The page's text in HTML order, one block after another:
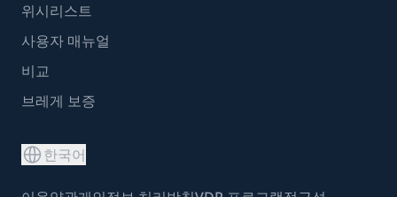
위시리스트
사용자 매뉴얼
비교
브레게 보증
한국어